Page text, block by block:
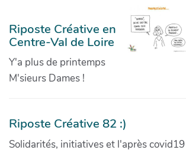
Riposte Créative en
Centre-Val de Loire
Y'a plus de printemps
M'sieurs Dames !
Riposte Créative 82 :)
Solidarités, initiatives et l'après covid19